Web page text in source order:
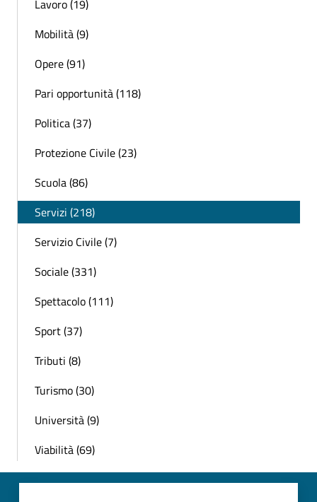
Lavoro (19)
Mobilità (9)
Opere (91)
Pari opportunità (118)
Politica (37)
Protezione Civile (23)
Scuola (86)
Servizi (218)
Servizio Civile (7)
Sociale (331)
Spettacolo (111)
Sport (37)
Tributi (8)
Turismo (30)
Università (9)
Viabilità (69)